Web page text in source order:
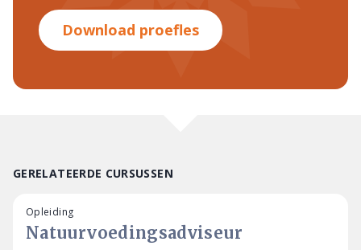
Download proefles
GERELATEERDE CURSUSSEN
Natuurvoedingsadviseur
Opleiding